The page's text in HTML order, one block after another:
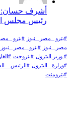
أشرف حسان:
رئيس مجلس
#بترو _مصر _نيوز #بترو
مصر_ نيوز
#بترو_ مصر _نيوز
# وزير البترول #بتروجت
#وزارة _البترول #الرئيس _
#بترومنت